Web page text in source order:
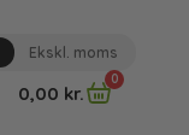
Ekskl. moms
0,00 kr.
0